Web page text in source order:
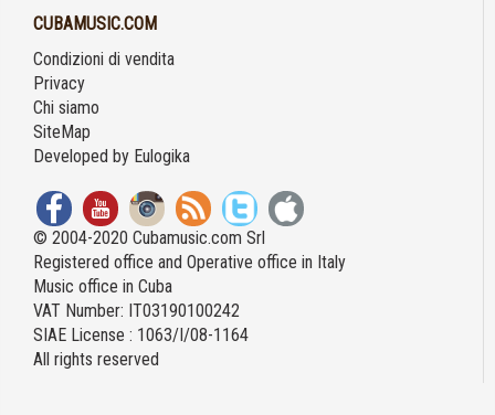
CUBAMUSIC.COM
Condizioni di vendita
Privacy
Chi siamo
SiteMap
Developed by Eulogika
© 2004-2020 Cubamusic.com Srl
Registered office and Operative office in Italy
Music office in Cuba
VAT Number: IT03190100242
SIAE License : 1063/I/08-1164
All rights reserved